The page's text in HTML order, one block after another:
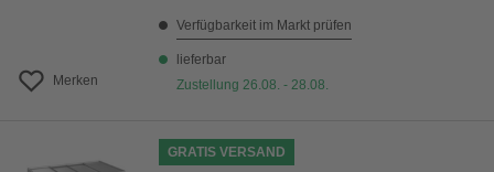
Merken
Verfügbarkeit im Markt prüfen
lieferbar
Zustellung 26.08. - 28.08.
GRATIS VERSAND